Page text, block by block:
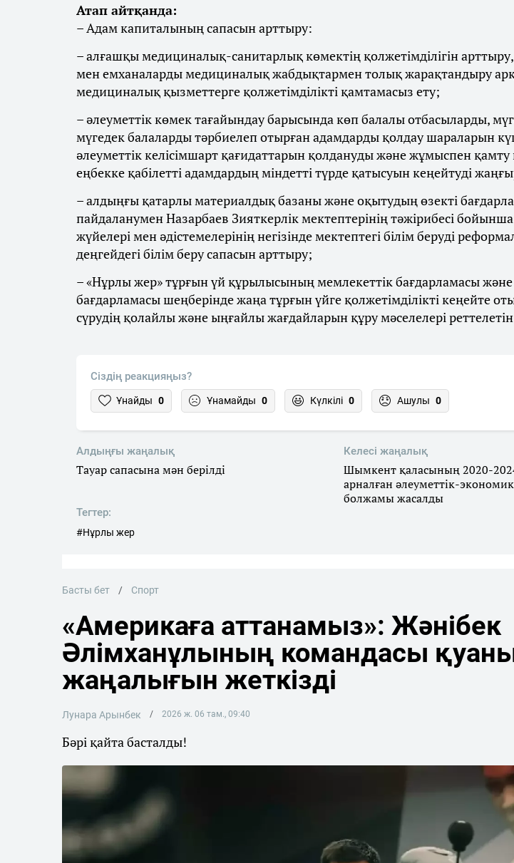
Атап айтқанда:
– Адам капиталының сапасын арттыру:
– алғашқы медициналық-санитарлық көмектің қолжетімділігін
мен емханаларды медициналық жабдықтармен толық жарақтандыру
медициналық қызметтерге қолжетімділікті қамтамасыз ету;
– әлеуметтік көмек тағайындау барысында көп балалы отбасыларды,
мүгедек балаларды тәрбиелеп отырған адамдарды қолдау шараларын
әлеуметтік келісімшарт қағидаттарын қолдануды және жұмыспен
еңбекке қабілетті адамдардың міндетті түрде қатысуын кеңейтуді
– алдыңғы қатарлы материалдық базаны және оқытудың өзекті
пайдаланумен Назарбаев Зияткерлік мектептерінің тәжірибесі
жүйелері мен әдістемелерінің негізінде мектептегі білім беруді
деңгейдегі білім беру сапасын арттыру;
– «Нұрлы жер» тұрғын үй құрылысының мемлекеттік бағдарламасы
бағдарламасы шеңберінде жаңа тұрғын үйге қолжетімділікті кеңейте
сүрудің қолайлы және ыңғайлы жағдайларын құру мәселелері
Сіздің реакцияңыз?
Ұнайды 0 Ұнамайды 0 Күлкілі 0 Ашулы 0
Алдыңғы жаңалық
Тауар сапасына мән берілді
Келесі жаңалық
Шымкент қаласының 2020-
арналған әлеуметтік-
болжамы жасалды
Тегтер:
#Нұрлы жер
Басты бет Спорт
«Америкаға аттанамыз»: Жәнібек
Әлімханұлының командасы
жаңалығын жеткізді
Лунара Арынбек 2026 ж. 06 там., 09:40
Бәрі қайта басталды!